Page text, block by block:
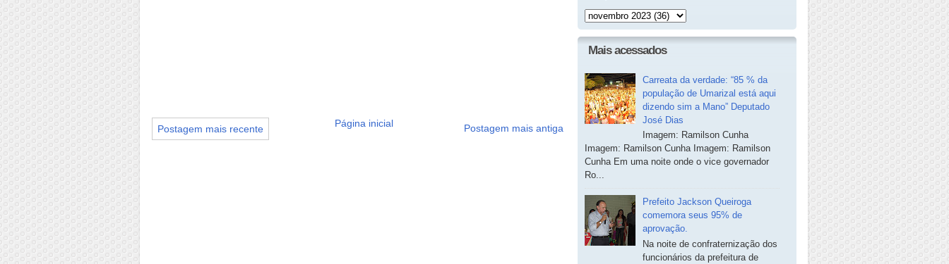
Postagem mais recente Postagem mais antiga
Página inicial
Mais acessados
Carreata da verdade: “85 % da
população de Umarizal está aqui
dizendo sim a Mano” Deputado
José Dias
Imagem: Ramilson Cunha
Imagem: Ramilson Cunha Imagem: Ramilson
Cunha Em uma noite onde o vice governador
Ro...
Prefeito Jackson Queiroga
comemora seus 95% de
aprovação.
Na noite de confraternização dos
funcionários da prefeitura de